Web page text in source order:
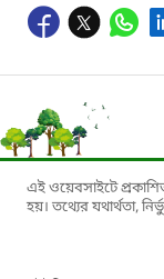
এই ওয়েবসাইটে
হয়। তথ্যের যথার্থতা,